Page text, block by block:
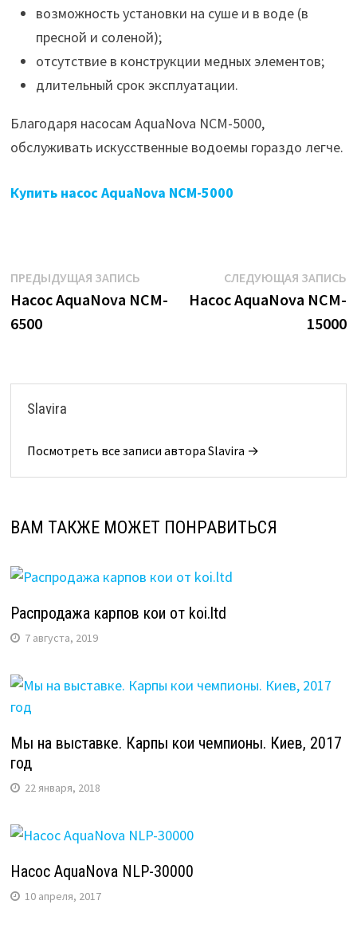
возможность установки на суше и в воде (в
пресной и соленой);
отсутствие в конструкции медных элементов;
длительный срок эксплуатации.
Благодаря насосам AquaNova NCM-5000,
обслуживать искусственные водоемы гораздо легче.
Купить насос AquaNova NCM-5000
Навигация
по
ПРЕДЫДУЩАЯ ЗАПИСЬПредыдущая
запись:
Насос AquaNova NCM-
6500
СЛЕДУЮЩАЯ ЗАПИСЬ
Насос AquaNova NCM-
15000
Slavira
Посмотреть все записи автора Slavira →
ВАМ ТАКЖЕ МОЖЕТ ПОНРАВИТЬСЯ
Распродажа карпов кои от koi.ltd
7 августа, 2019
Мы на выставке. Карпы кои чемпионы. Киев, 2017
год
22 января, 2018
Насос AquaNova NLP-30000
10 апреля, 2017